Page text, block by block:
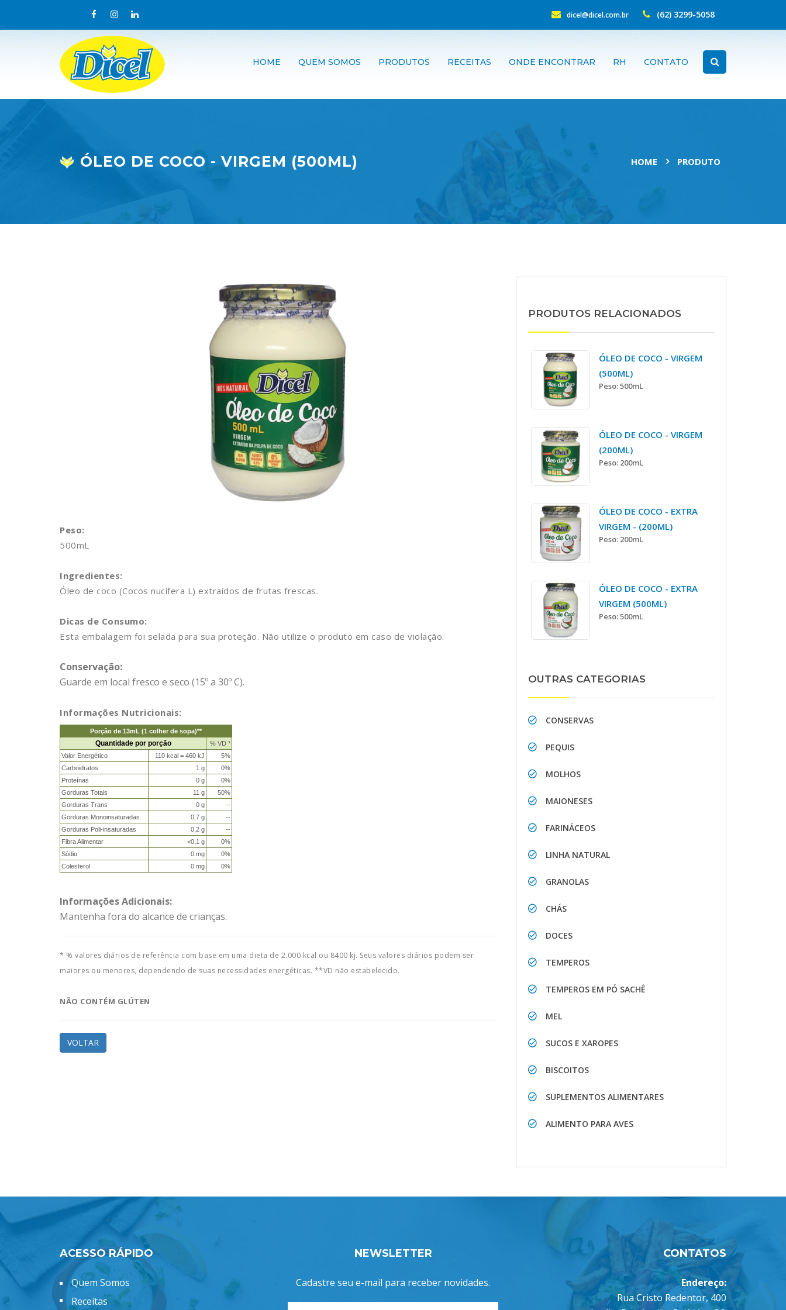
dicel@dicel.com.br (62) 3299-5058
HOME QUEM SOMOS PRODUTOS RECEITAS ONDE ENCONTRAR RH CONTATO
ÓLEO DE COCO - VIRGEM (500ML) HOME PRODUTO
Peso:
500mL
Ingredientes:
Óleo de coco (Cocos nucífera L) extraídos de frutas frescas.
Dicas de Consumo:
Esta embalagem foi selada para sua proteção. Não utilize o produto em caso de violação.
Conservação:
Guarde em local fresco e seco (15º a 30º C).
Informações Nutricionais:
Porção de 13mL (1 colher de sopa)**
Quantidade por porção
% VD *
Valor Energético
110 kcal = 460 kJ
5%
Carboidratos
1 g
0%
Proteínas
0 g
0%
Gorduras Totais
11 g
50%
Gorduras Trans
0 g
--
Gorduras Monoinsaturadas
0,7 g
--
Gorduras Poli-insaturadas
0,2 g
--
Fibra Alimentar
<0,1 g
0%
Sódio
0 mg
0%
Colesterol
0 mg 0%
Informações Adicionais:
Mantenha fora do alcance de crianças.
* % valores diários de referência com base em uma dieta de 2.000 kcal ou 8400 kj. Seus valores diários podem ser
maiores ou menores, dependendo de suas necessidades energéticas. **VD não estabelecido.
NÃO CONTÉM GLÚTEN
VOLTAR
PRODUTOS RELACIONADOS
ÓLEO DE COCO - VIRGEM
(500ML)
Peso: 500mL
ÓLEO DE COCO - VIRGEM
(200ML)
Peso: 200mL
ÓLEO DE COCO - EXTRA
VIRGEM - (200ML)
Peso: 200mL
ÓLEO DE COCO - EXTRA
VIRGEM (500ML)
Peso: 500mL
OUTRAS CATEGORIAS
CONSERVAS
PEQUIS
MOLHOS
MAIONESES
FARINÁCEOS
LINHA NATURAL
GRANOLAS
CHÁS
DOCES
TEMPEROS
TEMPEROS EM PÓ SACHÊ
MEL
SUCOS E XAROPES
BISCOITOS
SUPLEMENTOS ALIMENTARES
ALIMENTO PARA AVES
ACESSO RÁPIDO
Quem Somos
Receitas
NEWSLETTER
Cadastre seu e-mail para receber novidades.
CONTATOS
Endereço:
Rua Cristo Redentor, 400